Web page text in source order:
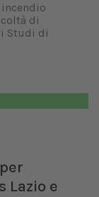
di
Studi di
Lazio e